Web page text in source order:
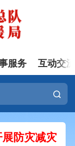
服务 互动交
防灾减灾